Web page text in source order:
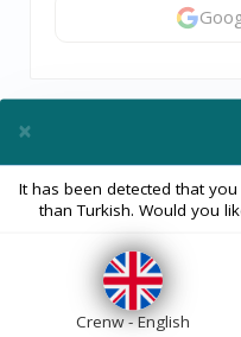
BİZE ULAŞIN
×
It has been detected that
than Turkish. Would you
Crenw - English